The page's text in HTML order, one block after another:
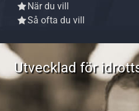
När du vill
Så ofta du vill
Utvecklad för